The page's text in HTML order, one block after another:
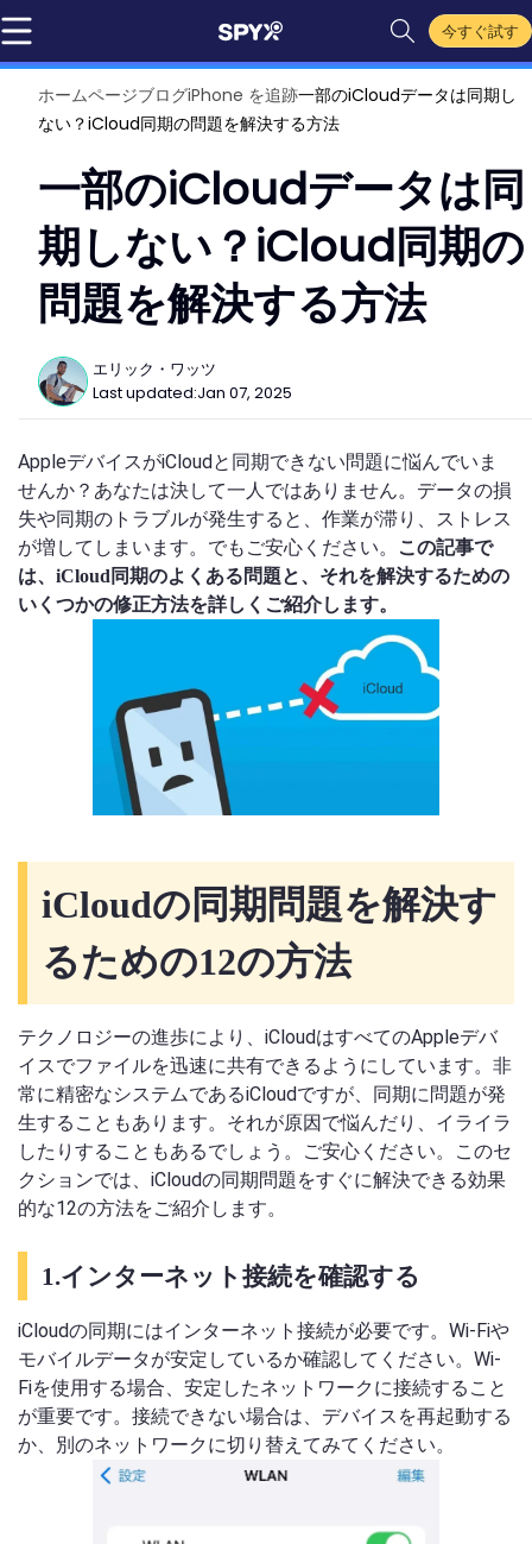
今すぐ試す
ホームページブログiPhone を追跡一部のiCloudデータは同期し
ない？iCloud同期の問題を解決する方法
一部のiCloudデータは同
期しない？iCloud同期の
問題を解決する方法
エリック・ワッツ
Last updated:Jan 07, 2025
AppleデバイスがiCloudと同期できない問題に悩んでいま
せんか？あなたは決して一人ではありません。データの損
失や同期のトラブルが発生すると、作業が滞り、ストレス
が増してしまいます。でもご安心ください。
この記事で
は、iCloud同期のよくある問題と、それを解決するための
いくつかの修正方法を詳しくご紹介します。
iCloudの同期問題を解決す
るための12の方法
テクノロジーの進歩により、iCloudはすべてのAppleデバ
イスでファイルを迅速に共有できるようにしています。非
常に精密なシステムであるiCloudですが、同期に問題が発
生することもあります。それが原因で悩んだり、イライラ
したりすることもあるでしょう。ご安心ください。このセ
クションでは、iCloudの同期問題をすぐに解決できる効果
的な12の方法をご紹介します。
1.インターネット接続を確認する
iCloudの同期にはインターネット接続が必要です。Wi-Fiや
モバイルデータが安定しているか確認してください。Wi-
Fiを使用する場合、安定したネットワークに接続すること
が重要です。接続できない場合は、デバイスを再起動する
か、別のネットワークに切り替えてみてください。